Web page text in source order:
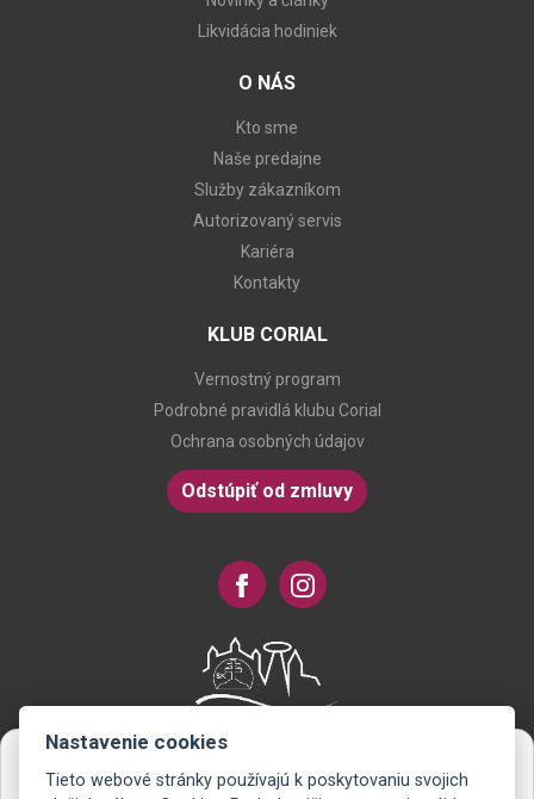
Likvidácia hodiniek
O NÁS
Kto sme
Naše predajne
Služby zákazníkom
Autorizovaný servis
Kariéra
Kontakty
KLUB CORIAL
Vernostný program
Podrobné pravidlá klubu Corial
Ochrana osobných údajov
Odstúpiť od zmluvy
Nastavenie cookies
Tieto webové stránky používajú k poskytovaniu svojich